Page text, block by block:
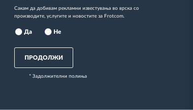
Сакам да добивам рекламни известувања во врска со
производите, услугите и новостите за Frotcom.
Да Не
ПРОДОЛЖИ
* Задолжителни полиња